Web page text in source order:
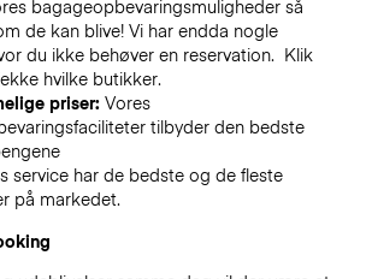
bagageopbevaringsmuligheder så
de kan blive! Vi har endda nogle
du ikke behøver en reservation. Klik
hvilke butikker.
priser: Vores
tilbyder den bedste
service har de bedste og de fleste
på markedet.